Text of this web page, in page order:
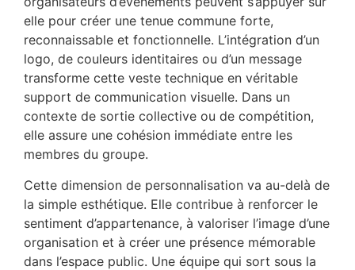
elle pour créer une tenue commune forte,
reconnaissable et fonctionnelle. L’intégration d’un
logo, de couleurs identitaires ou d’un message
transforme cette veste technique en véritable
support de communication visuelle. Dans un
contexte de sortie collective ou de compétition,
elle assure une cohésion immédiate entre les
membres du groupe.
Cette dimension de personnalisation va au-delà de
la simple esthétique. Elle contribue à renforcer le
sentiment d’appartenance, à valoriser l’image d’une
organisation et à créer une présence mémorable
dans l’espace public. Une équipe qui sort sous la